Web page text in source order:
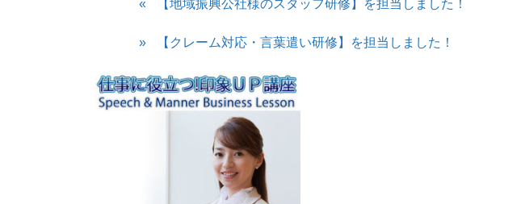
【地域振興公社様のスタッフ研修】を担当しました！
【クレーム対応・言葉遣い研修】を担当しました！